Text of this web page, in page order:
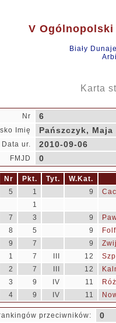
V
Biały
Karta
Nr 6
Imię Pańszczyk, Maja
Data ur. 2010-09-06
FMJD 0
Nr Pkt. Tyt.
W.Kat.
5 1 9
1
7 3 9
8 5 9
9 7 9
1 7 12
2 7 12
3 9 IV 11
4 9 IV 11
przeciwników: 0